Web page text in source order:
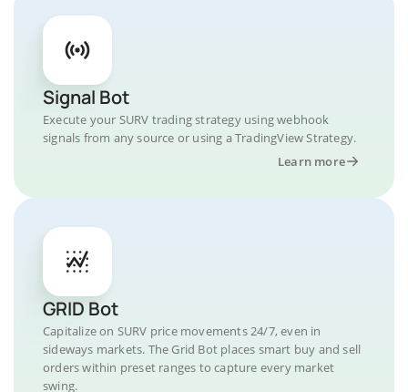
Signal Bot
Execute your SURV trading strategy using webhook
signals from any source or using a TradingView Strategy.
Learn more
GRID Bot
Capitalize on SURV price movements 24/7, even in
sideways markets. The Grid Bot places smart buy and sell
orders within preset ranges to capture every market
swing.